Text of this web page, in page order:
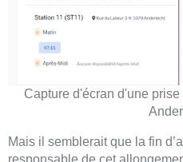
Capture d'écran d'une
Mais il semblerait que la fin